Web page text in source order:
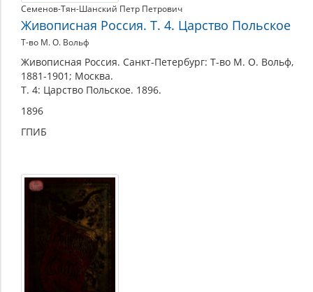
Семенов-Тян-Шанский Петр Петрович
Живописная Россия. Т. 4. Царство Польское
Т-во М. О. Вольф
Живописная Россия. Санкт-Петербург: Т-во М. О. Вольф,
1881-1901; Москва.
Т. 4: Царство Польское. 1896.
1896
ГПИБ